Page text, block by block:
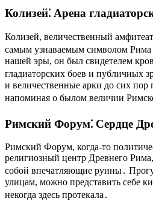
Колизей⁚ Арена
Колизей, величественный
самым узнаваемым символом
нашей эры, он был свидетелем
гладиаторских боев и публичных
и величественные арки до сих
напоминая о былом величии
Римский Форум⁚ Сердце
Римский Форум, когда-то
религиозный центр Древнего Рима,
собой впечатляющие руины․
улицам, можно представить себе
некогда здесь протекала․